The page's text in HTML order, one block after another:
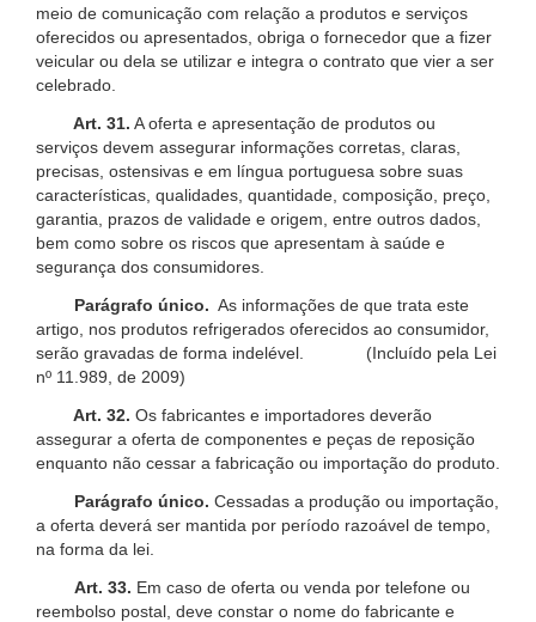
meio de comunicação com relação a produtos e serviços
oferecidos ou apresentados, obriga o fornecedor que a fizer
veicular ou dela se utilizar e integra o contrato que vier a ser
celebrado.
Art. 31. A oferta e apresentação de produtos ou
serviços devem assegurar informações corretas, claras,
precisas, ostensivas e em língua portuguesa sobre suas
características, qualidades, quantidade, composição, preço,
garantia, prazos de validade e origem, entre outros dados,
bem como sobre os riscos que apresentam à saúde e
segurança dos consumidores.
Parágrafo único. As informações de que trata este
artigo, nos produtos refrigerados oferecidos ao consumidor,
serão gravadas de forma indelével. (Incluído pela Lei
nº 11.989, de 2009)
Art. 32. Os fabricantes e importadores deverão
assegurar a oferta de componentes e peças de reposição
enquanto não cessar a fabricação ou importação do produto.
Parágrafo único. Cessadas a produção ou importação,
a oferta deverá ser mantida por período razoável de tempo,
na forma da lei.
Art. 33. Em caso de oferta ou venda por telefone ou
reembolso postal, deve constar o nome do fabricante e